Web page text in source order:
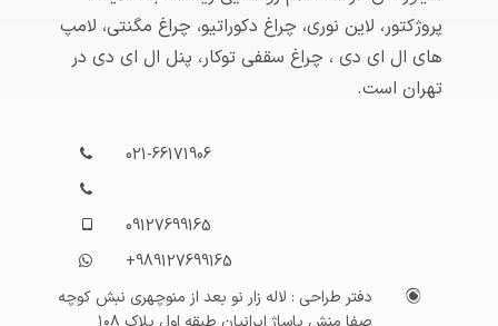
پروژکتور، لاین نوری، چراغ دکوراتیو، چراغ مگنتی، لامپ
های ال ای دی ، چراغ سقفی توکار، پنل ال ای دی در
تهران است.
021-66171906
09127699165
+989127699165
دفتر طراحی : لاله زار نو بعد از منوچهری نبش کوچه